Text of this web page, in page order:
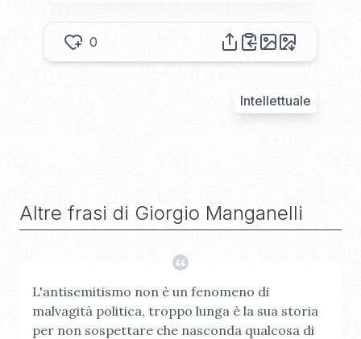
0
Intellettuale
Altre frasi di Giorgio Manganelli
L'antisemitismo non è un fenomeno di
malvagità politica, troppo lunga è la sua storia
per non sospettare che nasconda qualcosa di